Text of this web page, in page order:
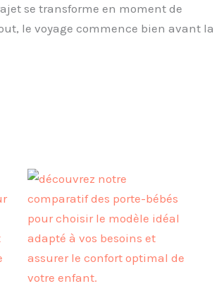
se transforme en moment de
le voyage commence bien avant la